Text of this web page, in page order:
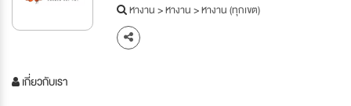
หางาน>หางาน>หางาน (ทุกเขต)
เกี่ยวกับเรา